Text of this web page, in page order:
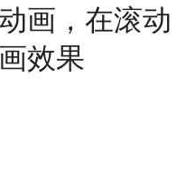
画，在滚动
效果